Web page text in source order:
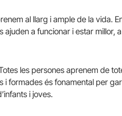
al llarg i ample de la vida.
ajuden a funcionar i estar millor,
les persones aprenem de
i formades és fonamental per
i joves.